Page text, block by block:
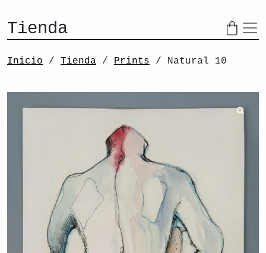
Tienda
Inicio / Tienda / Prints / Natural 10